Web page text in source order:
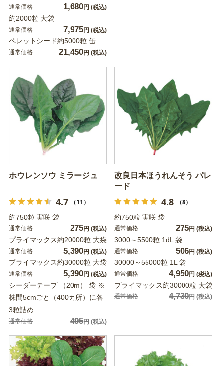
通常価格 1,680円 (税込)
約2000粒 大袋
通常価格 7,975円 (税込)
ペレットシード約5000粒 缶
通常価格 21,450円 (税込)
ホウレンソウ ミラージュ
4.7 （11）
約750粒 実咲 袋
通常価格 275円 (税込)
プライマックス約20000粒 大袋
通常価格 5,390円 (税込)
プライマックス約30000粒 大袋
通常価格 5,390円 (税込)
シーダーテープ （20m） 袋 ※
株間5cmごと（400カ所）に各
3粒詰め
通常価格 495円(税込)
改良日本ほうれんそう パレ
ード
4.8 （8）
約750粒 実咲 袋
通常価格 275円 (税込)
3000～5500粒 1dL 袋
通常価格 506円 (税込)
30000～55000粒 1L 袋
通常価格 4,950円 (税込)
プライマックス約30000粒 大袋
通常価格 4,730円(税込)